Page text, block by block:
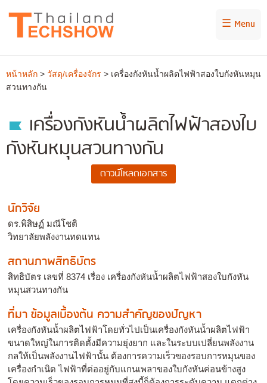
☰ Menu
หน้าหลัก > วัสดุ/เครื่องจักร > เครื่องกังหันน้ำผลิตไฟฟ้าสองใบกังหันหมุน
สวนทางกัน
เครื่องกังหันน้ำผลิตไฟฟ้าสองใบ
กังหันหมุนสวนทางกัน
นักวิจัย
ดร.พิสิษฏ์ มณีโชติ
วิทยาลัยพลังงานทดแทน
สถานภาพสิทธิบัตร
สิทธิบัตร เลขที่ 8374 เรื่อง เครื่องกังหันน้ำผลิตไฟฟ้าสองใบกังหัน
หมุนสวนทางกัน
ที่มา ข้อมูลเบื้องต้น ความสำคัญของปัญหา
เครื่องกังหันน้ำผลิตไฟฟ้าโดยทั่วไปเป็นเครื่องกังหันน้ำผลิตไฟฟ้า
ขนาดใหญ่ในการติดตั้งมีความยุ่งยาก และในระบบเปลี่ยนพลังงาน
กลให้เป็นพลังงานไฟฟ้านั้น ต้องการความเร็วของรอบการหมุนของ
เครื่องกำเนิด ไฟฟ้าที่ต่ออยู่กับแกนเพลาของใบกังหันค่อนข้างสูง